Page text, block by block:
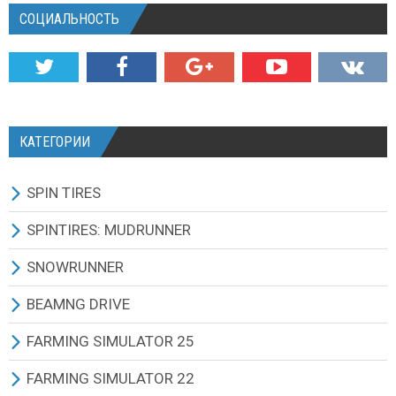
СОЦИАЛЬНОСТЬ
КАТЕГОРИИ
SPIN TIRES
СКАЧАТЬ ИГРУ
ВСЕ МОДЫ
ТЕХНИКА
КАРТЫ
ТЕКСТУРЫ И ЗВУКИ
SPINTIRES: MUDRUNNER
ВСЕ МОДЫ
ГРУЗОВИКИ
ВНЕДОРОЖНИКИ
ЛЕГКОВЫЕ АВТОМОБИЛИ
SNOWRUNNER
ВСЕ МОДЫ
ГРУЗОВИКИ
ВНЕДОРОЖНИКИ
BEAMNG DRIVE
BEAMNG DRIVE ИГРА И ОБНОВЛЕНИЯ
ВСЕ МОДЫ
FARMING SIMULATOR 25
ВСЕ МОДЫ
FARMING SIMULATOR 22